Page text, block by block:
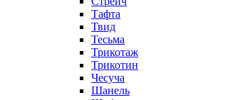
Тафта
Твид
Тесьма
Трикотаж
Трикотин
Чесуча
Шанель